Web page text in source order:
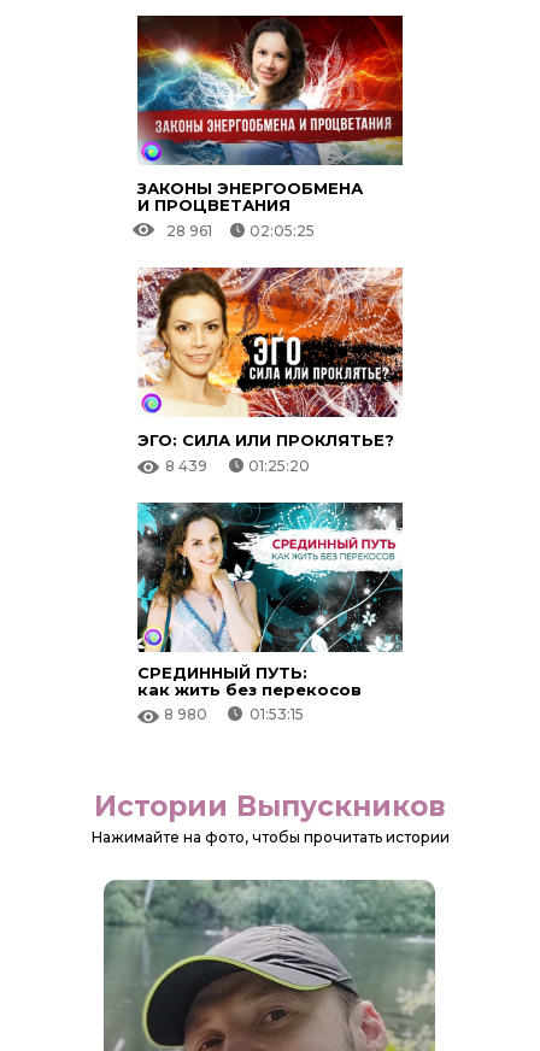
ЗАКОНЫ ЭНЕРГООБМЕНА
И ПРОЦВЕТАНИЯ
28 961 02:05:25
ЭГО: СИЛА ИЛИ ПРОКЛЯТЬЕ?
8 439 01:25:20
СРЕДИННЫЙ ПУТЬ:
как жить без перекосов
8 980 01:53:15
Истории Выпускников
Нажимайте на фото, чтобы прочитать истории